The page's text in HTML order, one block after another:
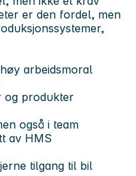
er den fordel, men
arbeidsmoral
og produkter
også i team
av HMS
tilgang til bil